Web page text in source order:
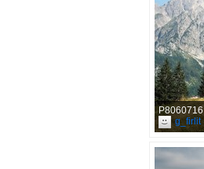
P8060716
g_firlit